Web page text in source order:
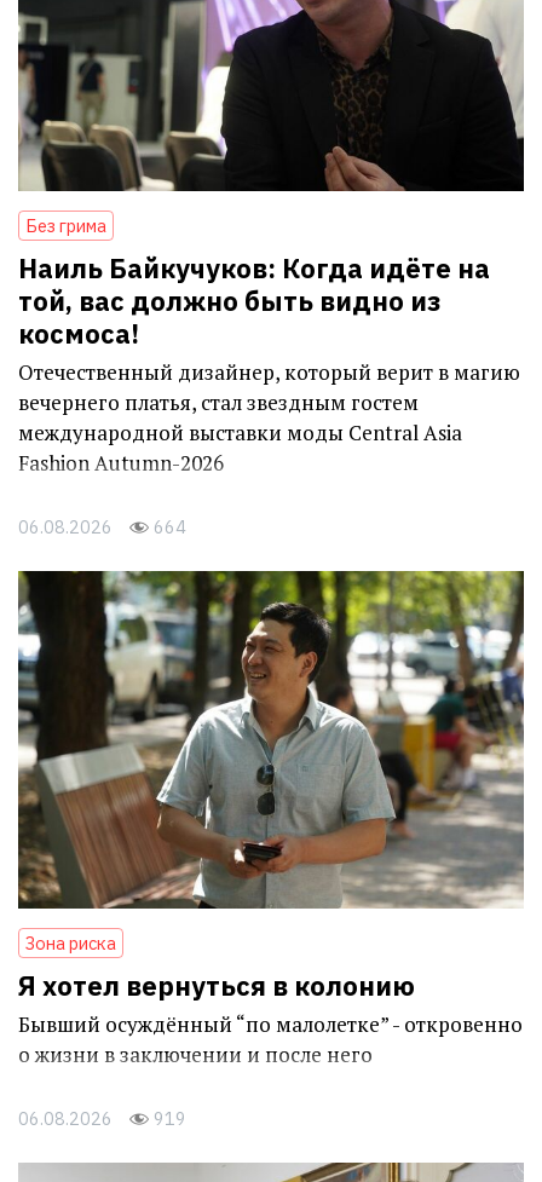
Без грима
Наиль Байкучуков: Когда идёте на
той, вас должно быть видно из
космоса!
Отечественный дизайнер, который верит в магию
вечернего платья, стал звездным гостем
международной выставки моды Central Asia
Fashion Autumn-2026
06.08.2026 664
Зона риска
Я хотел вернуться в колонию
Бывший осуждённый “по малолетке” - откровенно
о жизни в заключении и после него
06.08.2026 919